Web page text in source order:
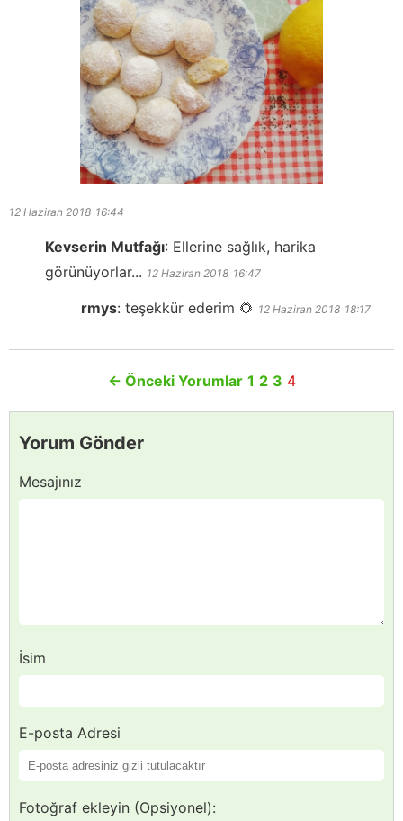
12 Haziran 2018 16:44
Kevserin Mutfağı: Ellerine sağlık, harika
görünüyorlar... 12 Haziran 2018 16:47
rmys: teşekkür ederim 🌻 12 Haziran 2018 18:17
← Önceki Yorumlar 1 2 3 4
Yorum Gönder
Mesajınız
İsim
E-posta Adresi
Fotoğraf ekleyin (Opsiyonel):